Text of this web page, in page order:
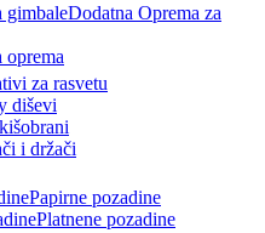
Dodatna Oprema za
oprema
za rasvetu
diševi
i držači
Papirne pozadine
Platnene pozadine